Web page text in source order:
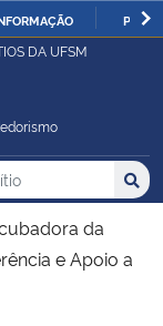
DA UFSM
no Sítio
da
e Apoio a